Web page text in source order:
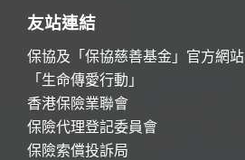
友站連結
保協及「保協慈善基金」官方網站
「生命傳愛行動」
香港保險業聯會
保險代理登記委員會
保險索償投訴局